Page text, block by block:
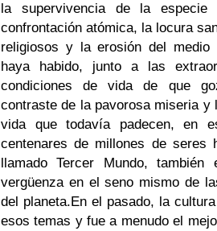
la supervivencia de la
confrontación atómica, la locura
religiosos y la erosión del medio
haya habido, junto a las
condiciones de vida de que
contraste de la pavorosa miseria y
vida que todavía padecen, en
centenares de millones de seres
llamado Tercer Mundo,
vergüenza en el seno mismo de
del planeta.En el pasado, la
esos temas y fue a menudo el